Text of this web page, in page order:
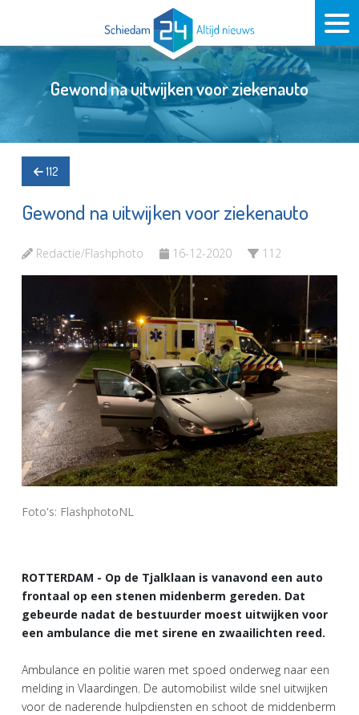
Gewond na uitwijken voor ziekenauto
112
Gewond na uitwijken voor ziekenauto
Redactie/Flashphoto 16-12-2020 112
Foto's: FlashphotoNL
ROTTERDAM - Op de Tjalklaan is vanavond een auto
frontaal op een stenen midenberm gereden. Dat
gebeurde nadat de bestuurder moest uitwijken voor
een ambulance die met sirene en zwaailichten reed.
Ambulance en politie waren met spoed onderweg naar een
melding in Vlaardingen. De automobilist wilde snel uitwijken
voor de naderende hulpdiensten en schoot de middenberm